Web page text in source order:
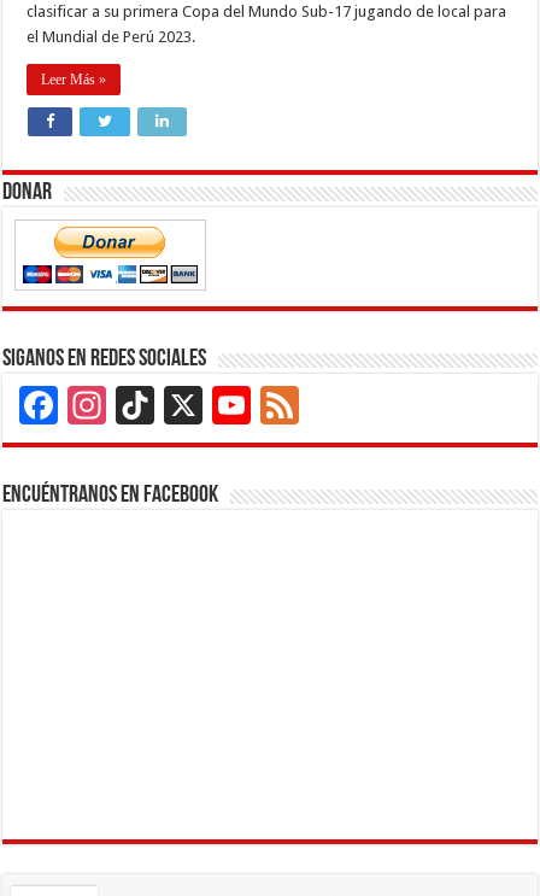
clasificar a su primera Copa del Mundo Sub-17 jugando de local para
el Mundial de Perú 2023.
Leer Más »
Donar
Siganos en Redes Sociales
Facebook
Instagram
TikTok
X
YouTube
Channel
Encuéntranos en Facebook